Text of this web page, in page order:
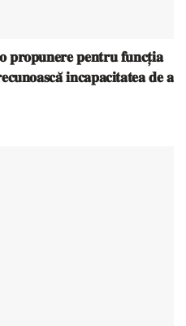
𝐩𝐞𝐧𝐭𝐫𝐮 𝐟𝐮𝐧𝐜𝐭̦𝐢𝐚
𝐢𝐧𝐜𝐚𝐩𝐚𝐜𝐢𝐭𝐚𝐭𝐞𝐚 𝐝𝐞 𝐚